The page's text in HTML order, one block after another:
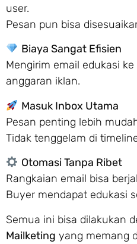
user.
Pesan pun bisa
Biaya Sangat Efisien
Mengirim email edukasi
anggaran iklan.
Masuk Inbox Utama
Pesan penting lebih
Tidak tenggelam di
Otomasi Tanpa Ribet
Rangkaian email bisa
Buyer mendapat edukasi
Semua ini bisa dilakukan
Mailketing yang memang